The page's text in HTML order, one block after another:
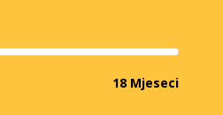
18 Mjeseci